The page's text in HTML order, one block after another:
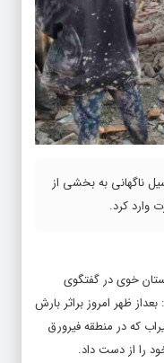
ناگهانی به بخشی از
وارد کرد.
خوی در گفتگوی
ظهر امروز براثر بارش
که در منطقه فیرورق
را از دست داد.